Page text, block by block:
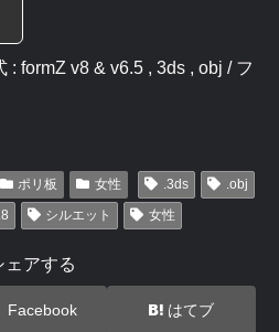
: formZ v8 & v6.5 , 3ds , obj / フ
ポリ板 女性 .3ds
.obj
シルエット 女性
ェアする
Facebook はてブ